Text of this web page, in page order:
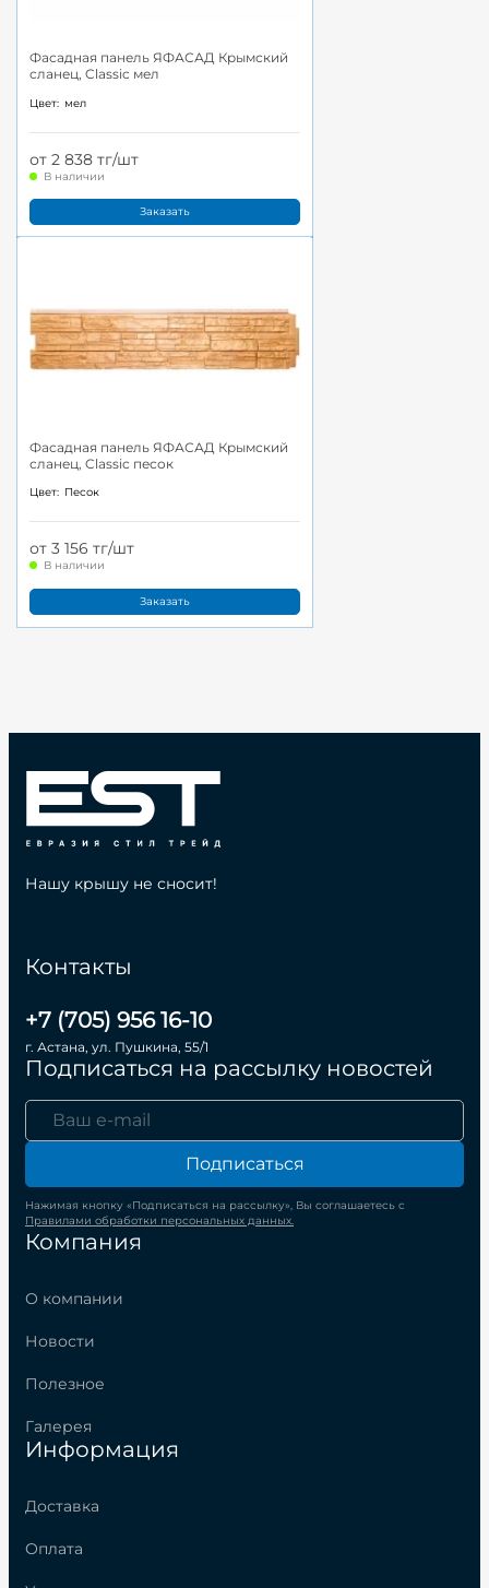
Фасадная панель ЯФАСАД Крымский
сланец, Classic мел
Цвет: мел
от 2 838 тг/шт
В наличии
Заказать
Фасадная панель ЯФАСАД Крымский
сланец, Classic песок
Цвет: Песок
от 3 156 тг/шт
В наличии
Заказать
Компания
О компании
Новости
Полезное
Галерея
Информация
Доставка
Оплата
Контакты
+7 (705) 956 16-10
г. Астана, ул. Пушкина, 55/1
Подписаться на рассылку новостей
Подписаться
Нажимая кнопку «Подписаться на рассылку», Вы соглашаетесь с
Правилами обработки персональных данных.
Нашу крышу не сносит!